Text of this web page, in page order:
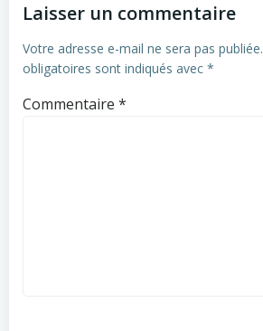
Laisser un commentaire
Votre adresse e-mail ne sera pas publiée.
obligatoires sont indiqués avec *
Commentaire *